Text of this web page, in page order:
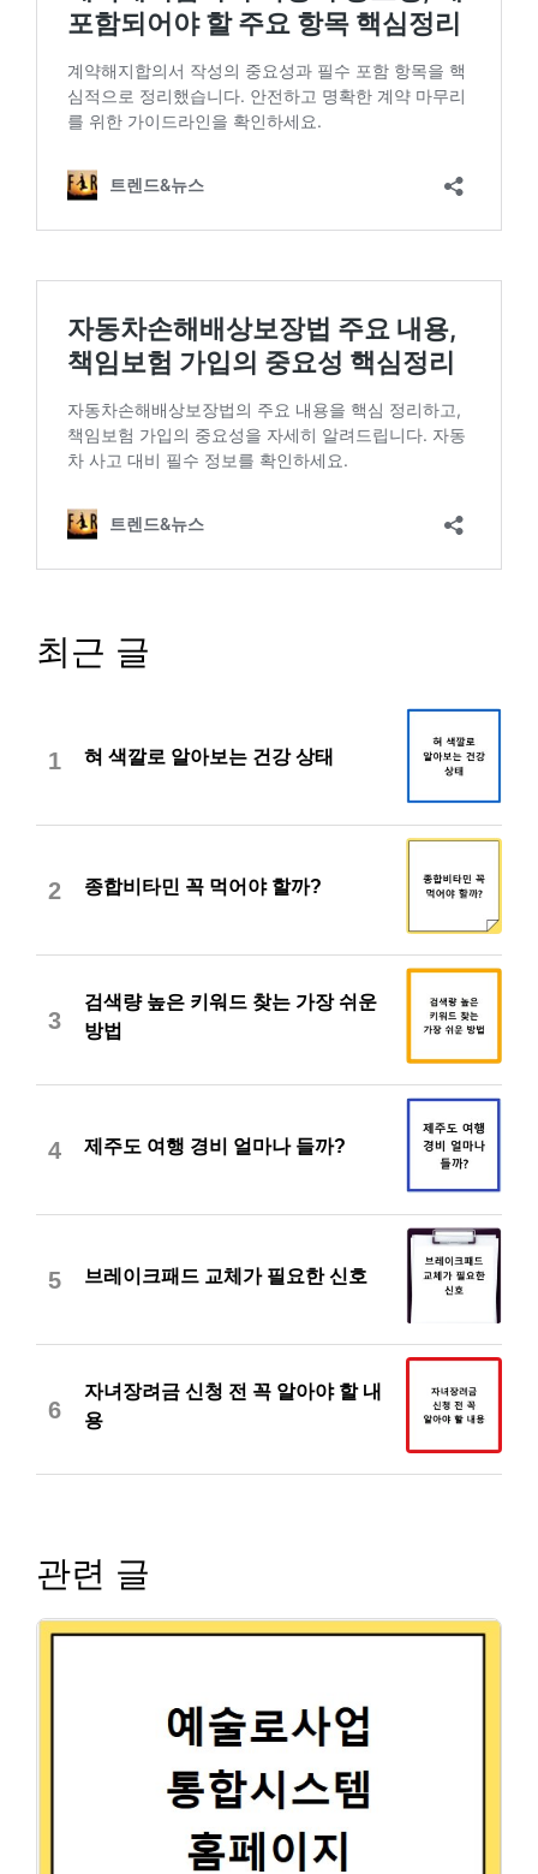
최근 글
1 혀 색깔로 알아보는 건강 상태
2 종합비타민 꼭 먹어야 할까?
3
검색량 높은 키워드 찾는 가장 쉬운
방법
4 제주도 여행 경비 얼마나 들까?
5 브레이크패드 교체가 필요한 신호
6
자녀장려금 신청 전 꼭 알아야 할 내
용
관련 글